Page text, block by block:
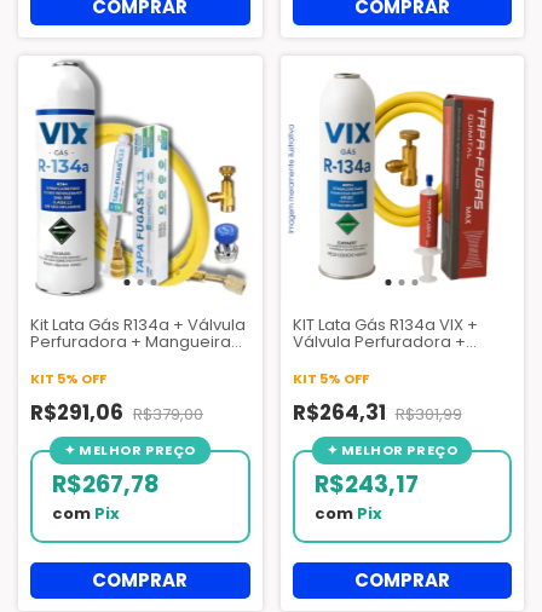
Kit Lata Gás R134a + Válvula
Perfuradora + Mangueira
1,5 mt + Tapa Fugas K11 com
conector + Engate de Baixo
KIT 5% OFF
R$291,06 R$379,00
R$267,78
com Pix
KIT Lata Gás R134a VIX +
Válvula Perfuradora +
Fugas Quimital
KIT 5% OFF
R$264,31 R$301,99
R$243,17
com Pix